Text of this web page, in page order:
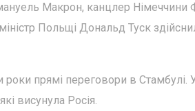
Макрон, канцлер Німеччини
Польщі Дональд Туск
прямі переговори в Стамбулі.
висунула Росія.